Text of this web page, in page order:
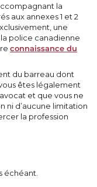
la
aux annexes 1 et 2
une
police canadienne
connaissance du
du barreau dont
êtes légalement
et que vous ne
ni d’aucune limitation
la profession
échéant.